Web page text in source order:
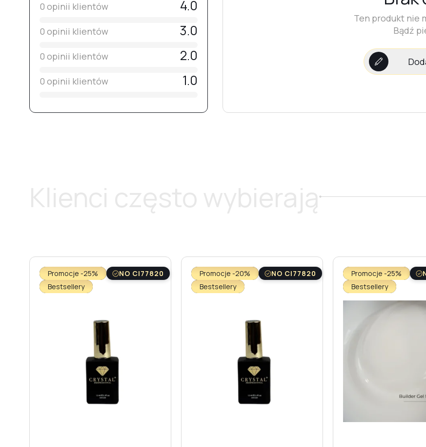
0 opinii klientów 4.0
0 opinii klientów 3.0
0 opinii klientów 2.0
0 opinii klientów 1.0
Ten produkt nie
Bądź
Promocje -25%
NO CI77820
Bestsellery
Promocje -20%
NO CI77820
Bestsellery
Promocje -25%
Bestsellery